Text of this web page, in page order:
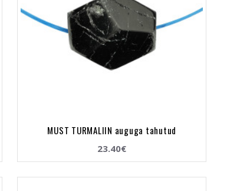
MUST TURMALIIN auguga tahutud
23.40€